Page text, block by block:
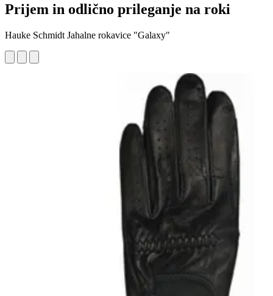
Prijem in odlično prileganje na roki
Hauke Schmidt Jahalne rokavice "Galaxy"